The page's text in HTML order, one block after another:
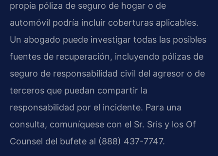
propia póliza de seguro de hogar o de
automóvil podría incluir coberturas aplicables.
Un abogado puede investigar todas las posibles
fuentes de recuperación, incluyendo pólizas de
seguro de responsabilidad civil del agresor o de
terceros que puedan compartir la
responsabilidad por el incidente. Para una
consulta, comuníquese con el Sr. Sris y los Of
Counsel del bufete al (888) 437-7747.